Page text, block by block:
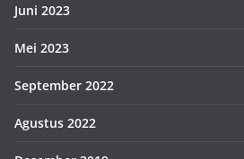
Juni 2023
Mei 2023
September 2022
Agustus 2022